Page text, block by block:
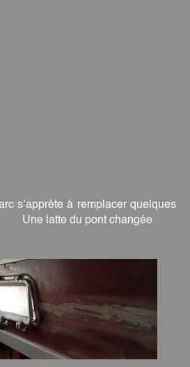
à remplacer quelques
latte du pont changée